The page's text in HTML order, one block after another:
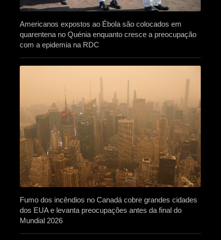
Americanos expostos ao Ébola são colocados em
quarentena no Quénia enquanto cresce a preocupação
com a epidemia na RDC
Fumo dos incêndios no Canadá cobre grandes cidades
dos EUA e levanta preocupações antes da final do
Mundial 2026